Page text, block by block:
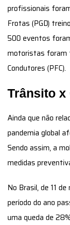
profissionais
Frotas (PGD)
500 eventos
motoristas foram
Condutores (PFC).
Trânsito x
Ainda que não
pandemia global
Sendo assim, a
medidas
No Brasil, de 11
período do ano
uma queda de